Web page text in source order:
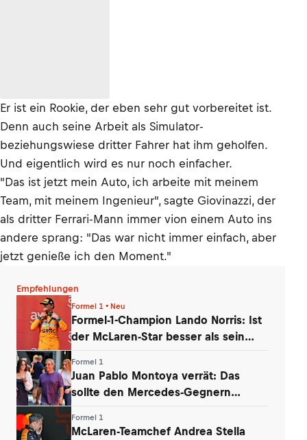
Er ist ein Rookie, der eben sehr gut vorbereitet ist.
Denn auch seine Arbeit als Simulator-
beziehungswiese dritter Fahrer hat ihm geholfen.
Und eigentlich wird es nur noch einfacher.
"Das ist jetzt mein Auto, ich arbeite mit meinem
Team, mit meinem Ingenieur", sagte Giovinazzi, der
als dritter Ferrari-Mann immer vion einem Auto ins
andere sprang: "Das war nicht immer einfach, aber
jetzt genieße ich den Moment."
Empfehlungen
Formel 1 • Neu
Formel-1-Champion Lando Norris: Ist
der McLaren-Star besser als sein
Formel 1
Juan Pablo Montoya verrät: Das
sollte den Mercedes-Gegnern
Formel 1
McLaren-Teamchef Andrea Stella